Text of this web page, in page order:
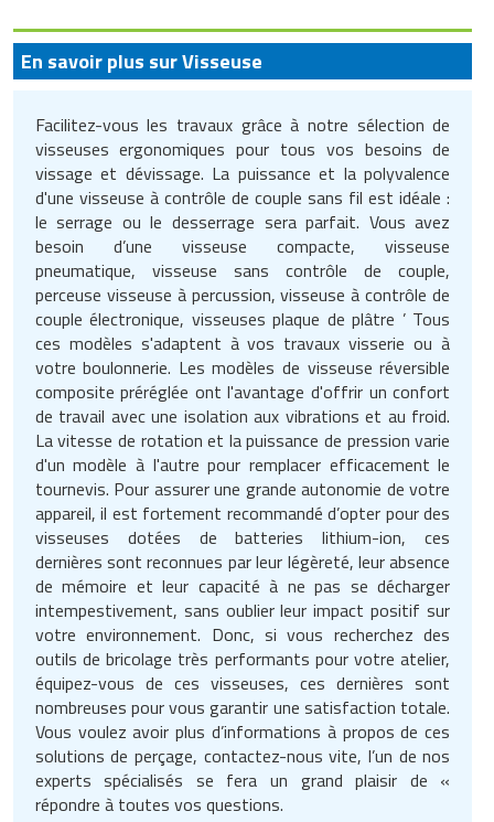
En savoir plus sur Visseuse
Facilitez-vous les travaux grâce à notre sélection de
visseuses ergonomiques pour tous vos besoins de
vissage et dévissage. La puissance et la polyvalence
d'une visseuse à contrôle de couple sans fil est idéale :
le serrage ou le desserrage sera parfait. Vous avez
besoin d’une visseuse compacte, visseuse
pneumatique, visseuse sans contrôle de couple,
perceuse visseuse à percussion, visseuse à contrôle de
couple électronique, visseuses plaque de plâtre ’ Tous
ces modèles s'adaptent à vos travaux visserie ou à
votre boulonnerie. Les modèles de visseuse réversible
composite préréglée ont l'avantage d'offrir un confort
de travail avec une isolation aux vibrations et au froid.
La vitesse de rotation et la puissance de pression varie
d'un modèle à l'autre pour remplacer efficacement le
tournevis. Pour assurer une grande autonomie de votre
appareil, il est fortement recommandé d’opter pour des
visseuses dotées de batteries lithium-ion, ces
dernières sont reconnues par leur légèreté, leur absence
de mémoire et leur capacité à ne pas se décharger
intempestivement, sans oublier leur impact positif sur
votre environnement. Donc, si vous recherchez des
outils de bricolage très performants pour votre atelier,
équipez-vous de ces visseuses, ces dernières sont
nombreuses pour vous garantir une satisfaction totale.
Vous voulez avoir plus d’informations à propos de ces
solutions de perçage, contactez-nous vite, l’un de nos
experts spécialisés se fera un grand plaisir de «
répondre à toutes vos questions.